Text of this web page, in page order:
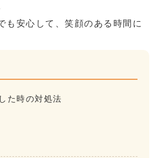
も安心して、笑顔のある時間に
た時の対処法